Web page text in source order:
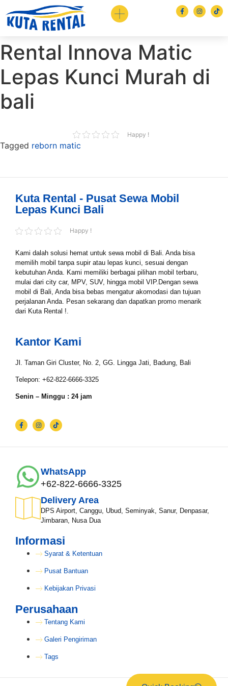
Rental Innova Matic
Lepas Kunci Murah di
bali
Happy !
Tagged reborn matic
Kuta Rental - Pusat Sewa Mobil
Lepas Kunci Bali
Happy !
Kami dalah solusi hemat untuk sewa mobil di Bali. Anda bisa
memilih mobil tanpa supir atau lepas kunci, sesuai dengan
kebutuhan Anda. Kami memiliki berbagai pilihan mobil terbaru,
mulai dari city car, MPV, SUV, hingga mobil VIP.Dengan sewa
mobil di Bali, Anda bisa bebas mengatur akomodasi dan tujuan
perjalanan Anda. Pesan sekarang dan dapatkan promo menarik
dari Kuta Rental !.
Pilih Mobil*
Nama*
Tgl Selesai*
Lokasi Pengiriman & Pengembalian
Kantor Kami
Jl. Taman Giri Cluster, No. 2, GG. Lingga Jati, Badung, Bali
Telepon: +62-822-6666-3325
Senin – Minggu : 24 jam
WhatsApp
+62-822-6666-3325
Delivery Area
DPS Airport, Canggu, Ubud, Seminyak, Sanur, Denpasar,
Jimbaran, Nusa Dua
Informasi
Syarat & Ketentuan
Pusat Bantuan
Kebijakan Privasi
Perusahaan
Tentang Kami
Galeri Pengiriman
Tags